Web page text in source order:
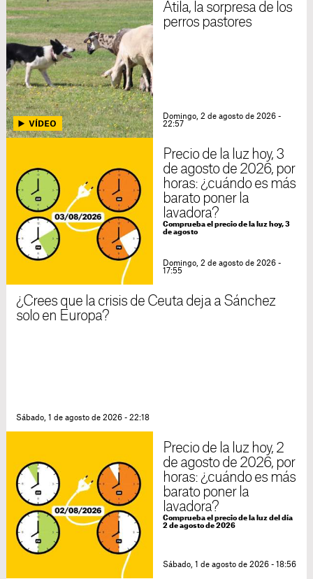
Atila, la sorpresa de los
perros pastores
Domingo, 2 de agosto de 2026 -
22:57
Precio de la luz hoy, 3
de agosto de 2026, por
horas: ¿cuándo es más
barato poner la
lavadora?
Comprueba el precio de la luz hoy, 3
de agosto
Domingo, 2 de agosto de 2026 -
17:55
¿Crees que la crisis de Ceuta deja a Sánchez
solo en Europa?
Sábado, 1 de agosto de 2026 - 22:18
Precio de la luz hoy, 2
de agosto de 2026, por
horas: ¿cuándo es más
barato poner la
lavadora?
Comprueba el precio de la luz del día
2 de agosto de 2026
Sábado, 1 de agosto de 2026 - 18:56